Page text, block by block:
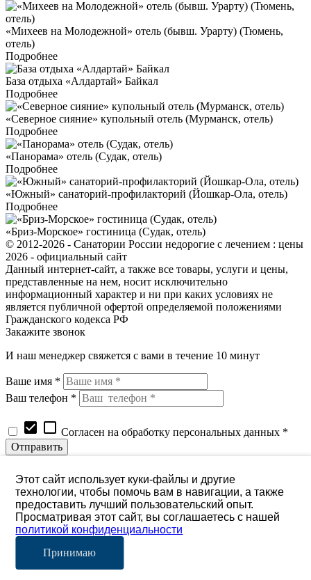
«Михеев на Молодежной» отель (бывш. Урарту) (Тюмень,
отель)
Подробнее
База отдыха «Алдартай» Байкал
Подробнее
«Северное сияние» купольный отель (Мурманск, отель)
Подробнее
«Панорама» отель (Судак, отель)
Подробнее
«Южный» санаторий-профилакторий (Йошкар-Ола, отель)
Подробнее
«Бриз-Морское» гостиница (Судак, отель)
© 2012-2026 - Санатории России недорогие с лечением : цены
2026 - официальный сайт
Данный интернет-сайт, а также все товары, услуги и цены,
представленные на нем, носит исключительно
информационный характер и ни при каких условиях не
является публичной офертой определяемой положениями
Гражданского кодекса РФ
Закажите звонок
И наш менеджер свяжется с вами в течение 10 минут
Ваше имя *
Ваш телефон *
check_box check_box_outline_blank Согласен на обработку персональных данных *
Наименование позиции
Ваше имя *
Ваш телефон *
check_boxcheck_box_outline_blank
Этот сайт использует куки-файлы и другие
технологии, чтобы помочь вам в навигации, а также
предоставить лучший пользовательский опыт.
Просматривая этот сайт, вы соглашаетесь с нашей
политикой конфиденциальности
Принимаю